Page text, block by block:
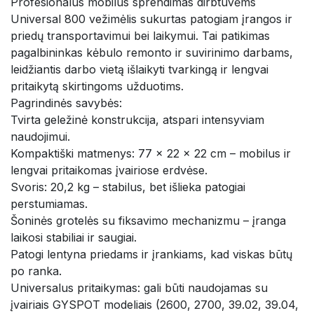
Universal 800 vežimėlis sukurtas patogiam įrangos ir
priedų transportavimui bei laikymui. Tai patikimas
pagalbininkas kėbulo remonto ir suvirinimo darbams,
leidžiantis darbo vietą išlaikyti tvarkingą ir lengvai
pritaikytą skirtingoms užduotims.
Pagrindinės savybės:
Tvirta geležinė konstrukcija, atspari intensyviam
naudojimui.
Kompaktiški matmenys: 77 × 22 × 22 cm – mobilus ir
lengvai pritaikomas įvairiose erdvėse.
Svoris: 20,2 kg – stabilus, bet išlieka patogiai
perstumiamas.
Šoninės grotelės su fiksavimo mechanizmu – įranga
laikosi stabiliai ir saugiai.
Patogi lentyna priedams ir įrankiams, kad viskas būtų
po ranka.
Universalus pritaikymas: gali būti naudojamas su
įvairiais GYSPOT modeliais (2600, 2700, 39.02, 39.04,